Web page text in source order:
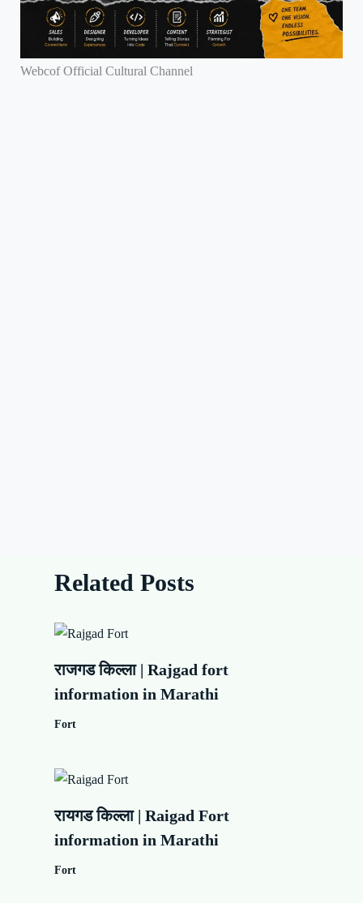
Webcof Official Cultural Channel
Related Posts
राजगड किल्ला | Rajgad fort
information in Marathi
Fort
रायगड किल्ला | Raigad Fort
information in Marathi
Fort